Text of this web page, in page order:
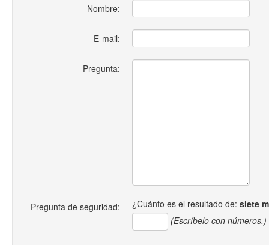
Nombre:
E-mail:
Pregunta:
Pregunta de seguridad: ¿Cuánto es el resultado de: siete
(Escríbelo con números.)